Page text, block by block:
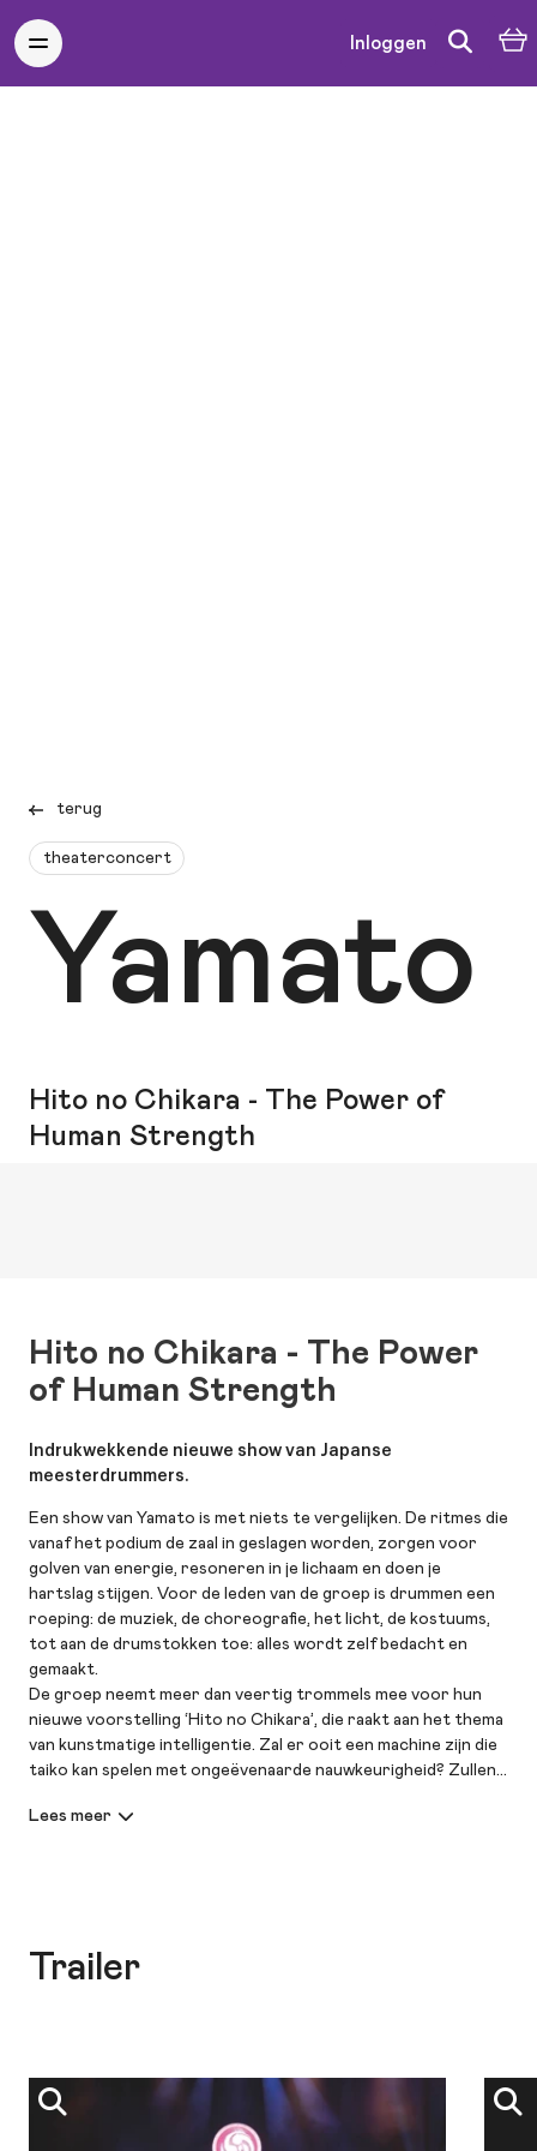
Inloggen
terug
theaterconcert
Yamato
Hito no Chikara - The Power of
Human Strength
Hito no Chikara - The Power
of Human Strength
Indrukwekkende nieuwe show van Japanse
meesterdrummers.
Een show van Yamato is met niets te vergelijken. De ritmes die
vanaf het podium de zaal in geslagen worden, zorgen voor
golven van energie, resoneren in je lichaam en doen je
hartslag stijgen. Voor de leden van de groep is drummen een
roeping: de muziek, de choreografie, het licht, de kostuums,
tot aan de drumstokken toe: alles wordt zelf bedacht en
gemaakt.
De groep neemt meer dan veertig trommels mee voor hun
nieuwe voorstelling ‘Hito no Chikara’, die raakt aan het thema
van kunstmatige intelligentie. Zal er ooit een machine zijn die
taiko kan spelen met ongeëvenaarde nauwkeurigheid? Zullen
De drummers van Yamato weten het niet, maar tot het zover
Trailer